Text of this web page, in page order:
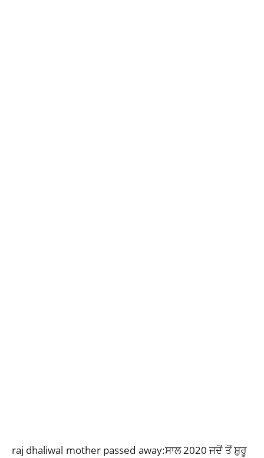
raj dhaliwal mother passed away:ਸਾਲ 2020 ਜਦੋਂ ਤੋਂ ਸ਼ੁਰੂ